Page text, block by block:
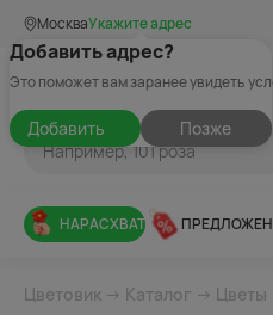
МоскваУкажите адрес
Добавить адрес?
Это поможет вам заранее увидеть
Добавить Позже
НАРАСХВАТ
Цветовик → Каталог → Цветы